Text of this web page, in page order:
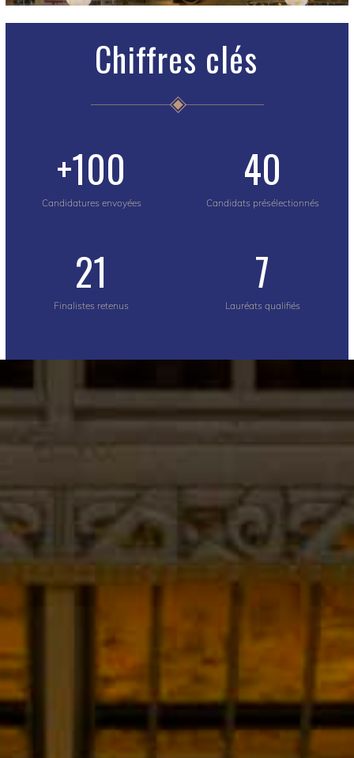
Chiffres clés
Candidatures envoyées
+100
Candidats présélectionnés
40
Finalistes retenus
21
Lauréats qualifiés
7